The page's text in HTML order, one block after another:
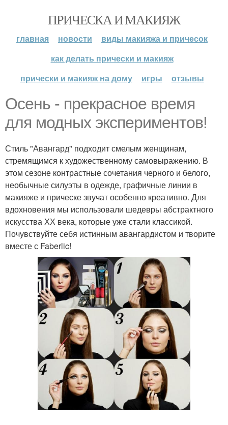
ПРИЧЕСКА И МАКИЯЖ
главная новости
виды макияжа и причесок
как делать прически и макияж
прически и макияж на дому
игры отзывы
Осень - прекрасное время
для модных экспериментов!
Стиль "Авангард" подходит смелым женщинам,
стремящимся к художественному самовыражению. В
этом сезоне контрастные сочетания черного и белого,
необычные силуэты в одежде, графичные линии в
макияже и прическе звучат особенно креативно. Для
вдохновения мы использовали шедевры абстрактного
искусства ХХ века, которые уже стали классикой.
Почувствуйте себя истинным авангардистом и творите
вместе с Faberlic!